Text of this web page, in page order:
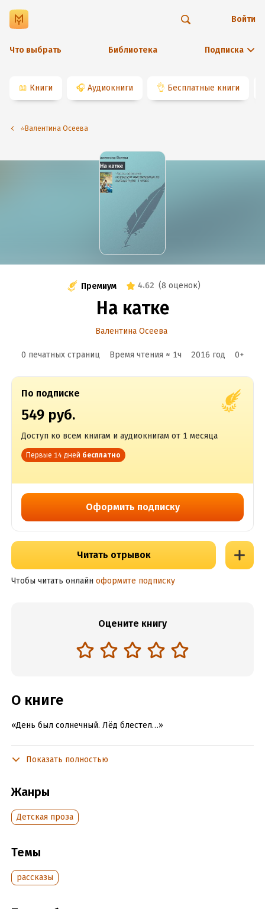
Что выбрать Библиотека Подписка
Войти
📖 Книги 🎧 Аудиокниги 👌 Бесплатные книги
⭐️Валентина Осеева
Премиум 4.62 (8 оценок)
На катке
Валентина Осеева
0 печатных страниц Время чтения ≈ 1ч 2016 год 0+
По подписке
549 руб.
Доступ ко всем книгам и аудиокнигам от 1 месяца
Первые 14 дней бесплатно
Оформить подписку
Читать отрывок
Чтобы читать онлайн оформите подписку
Оцените книгу
О книге
«День был солнечный. Лёд блестел…»
Подробная информация
Год издания:
ISBN (EAN):9785699575534
Время на чтение:
Показать полностью
Жанры
Детская проза
Темы
рассказы